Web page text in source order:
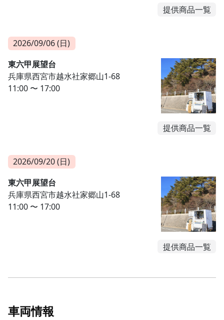
提供商品一覧
2026/09/06 (日)
東六甲展望台
兵庫県西宮市越水社家郷山1-68
11:00 〜 17:00
提供商品一覧
2026/09/20 (日)
東六甲展望台
兵庫県西宮市越水社家郷山1-68
11:00 〜 17:00
提供商品一覧
車両情報